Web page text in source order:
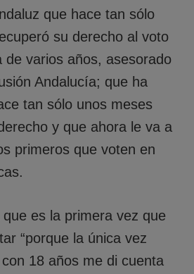
que hace tan sólo
su derecho al voto
de varios años, asesorado
Andalucía; que ha
tan sólo unos meses
y que ahora le va a
primeros que voten en
es la primera vez que
“porque la única vez
18 años me di cuenta